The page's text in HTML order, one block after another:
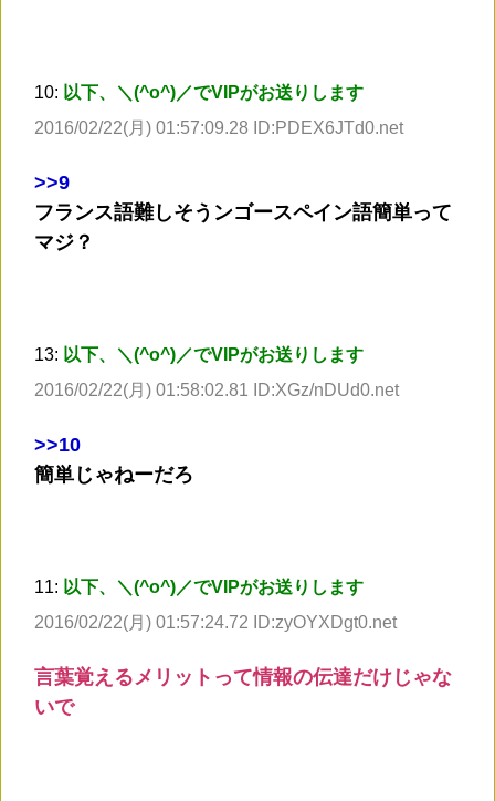
10: 以下、＼(^o^)／でVIPがお送りします
2016/02/22(月) 01:57:09.28 ID:PDEX6JTd0.net
>>9
フランス語難しそうンゴースペイン語簡単って
マジ？
13: 以下、＼(^o^)／でVIPがお送りします
2016/02/22(月) 01:58:02.81 ID:XGz/nDUd0.net
>>10
簡単じゃねーだろ
11: 以下、＼(^o^)／でVIPがお送りします
2016/02/22(月) 01:57:24.72 ID:zyOYXDgt0.net
言葉覚えるメリットって情報の伝達だけじゃな
いで